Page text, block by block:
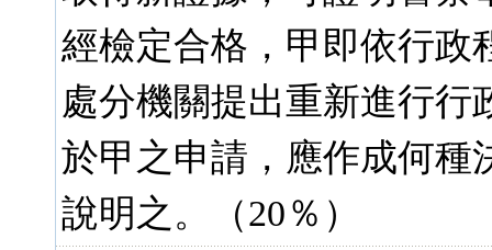
經檢定合格，甲即依行政
處分機關提出重新進行行
於甲之申請，應作成何種
說明之。（20％）